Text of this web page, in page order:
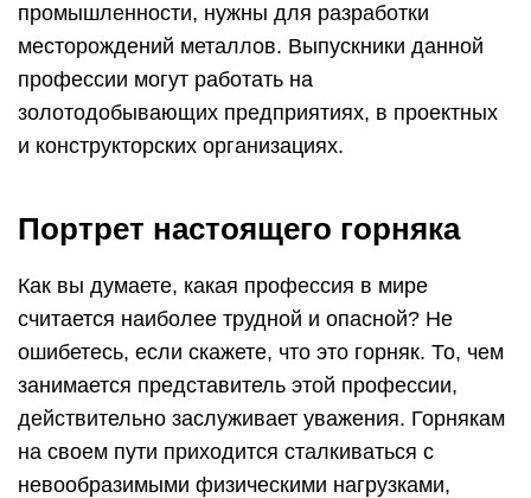
промышленности, нужны для разработки
месторождений металлов. Выпускники данной
профессии могут работать на
золотодобывающих предприятиях, в проектных
и конструкторских организациях.
Портрет настоящего горняка
Как вы думаете, какая профессия в мире
считается наиболее трудной и опасной? Не
ошибетесь, если скажете, что это горняк. То, чем
занимается представитель этой профессии,
действительно заслуживает уважения. Горнякам
на своем пути приходится сталкиваться с
невообразимыми физическими нагрузками,